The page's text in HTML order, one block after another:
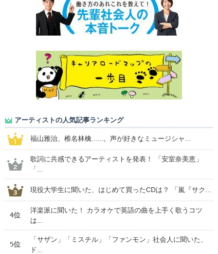
アーティストの人気記事ランキング
福山雅治、椎名林檎......。声が好きなミュージシャ...
歌詞に共感できるアーティストを発表！ 「安室奈美恵」
「...
現役大学生に聞いた、はじめて買ったCDは？ 「嵐『サク...
4位
洋楽派に聞いた！ カラオケで英語の曲を上手く歌うコツ
は...
5位
「サザン」「ミスチル」「ファンモン」社会人に聞いた、
ド...